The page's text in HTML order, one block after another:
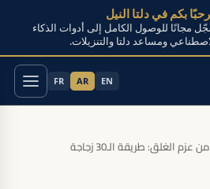
EN
AR
FR
الغلق: طريقة الـ30 زجاجة
بكم في دلتا النيل
مجانًا للوصول الكامل إلى أدوات الذكاء
ومساعد دلتا والتنزيلات.